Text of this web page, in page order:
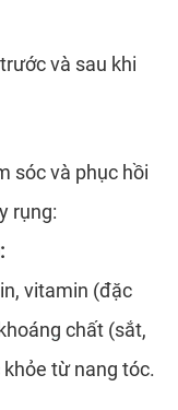
và sau khi
sóc và phục hồi
rụng:
vitamin (đặc
chất (sắt,
từ nang tóc.